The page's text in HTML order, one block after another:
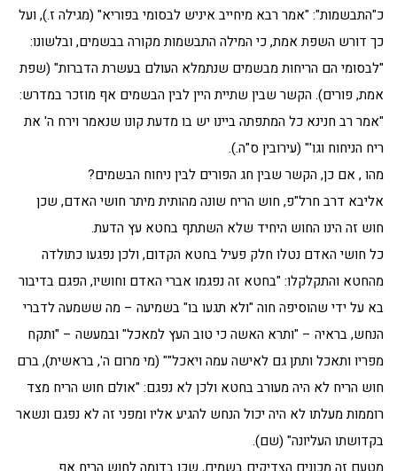
כ"התבשמות": "אמר רבא מיחייב איניש לבסומי בפוריא" (מגילה ז.), ועל
כך דורש השפת אמת, כי המילה התבשמות מקורה בבשמים, ובלשונו:
"לבסומי הם הריחות מבשמים שנתמלא העולם בעשרת הדברות" (שפת
אמת, פורים). הקשר שבין שתיית היין לבין הבשמים אף מוזכר במדרש:
"אמר רב חנינא כל המתפתה ביינו יש בו מדעת קונו שנאמר וירח ה' את
ריח הניחוח וגו'" (עירובין ס"ה.).
מהו , אם כן, הקשר שבין חג הפורים לבין ניחוח הבשמים?
אליבא דרב חרל"פ, חוש הריח שונה מהותית מיתר חושי האדם, שכן
חוש זה הינו החוש היחיד שלא השתתף בחטא עץ הדעת.
כל חושי האדם נטלו חלק פעיל בחטא הקדום, ולכן נפגעו כתולדה
מהחטא והתקלקלו: "בחטא זה נפגמו אברי האדם וחושיו, הפגם בדיבור
בא על ידי שהוסיפה חוה "ולא תגעו בו" בשמיעה – מה ששמעה לדברי
הנחש, בראיה – "ותרא האשה כי טוב העץ למאכל" ובמעשה – "ותקח
מפריו ותאכל ותתן גם לאישה עמה ויאכל"" (מי מרום ה', בראשית), ברם
חוש הריח לא היה מעורב בחטא ולכן לא נפגם: "אולם חוש הריח מצד
רוממות מעלתו לא היה יכול הנחש להגיע אליו ומפני זה לא נפגם ונשאר
בקדושתו העליונה" (שם).